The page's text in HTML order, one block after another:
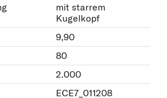
mit starrem
Kugelkopf
9,90
80
2.000
ECE7_011208